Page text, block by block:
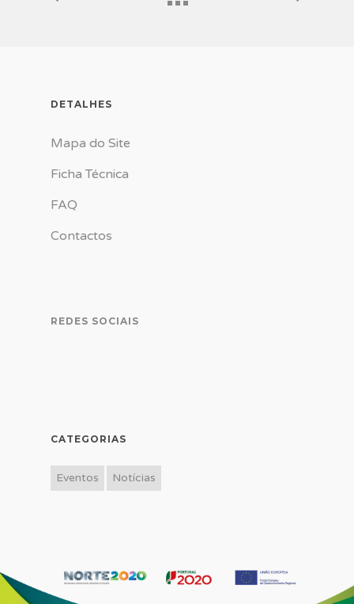
DETALHES
Mapa do Site
Ficha Técnica
FAQ
Contactos
REDES SOCIAIS
CATEGORIAS
Eventos Notícias